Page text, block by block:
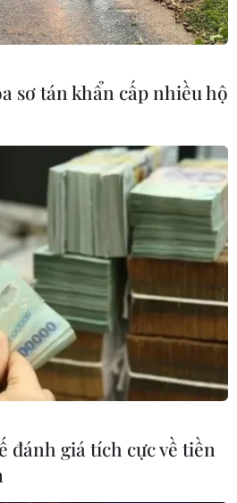
sơ tán khẩn cấp nhiều hộ
đánh giá tích cực về tiền